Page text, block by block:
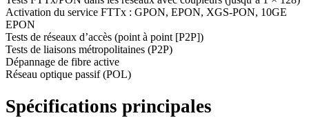
Activation du service FTTx : GPON, EPON, XGS-PON, 10GE
EPON
Tests de réseaux d’accès (point à point [P2P])
Tests de liaisons métropolitaines (P2P)
Dépannage de fibre active
Réseau optique passif (POL)
Spécifications principales